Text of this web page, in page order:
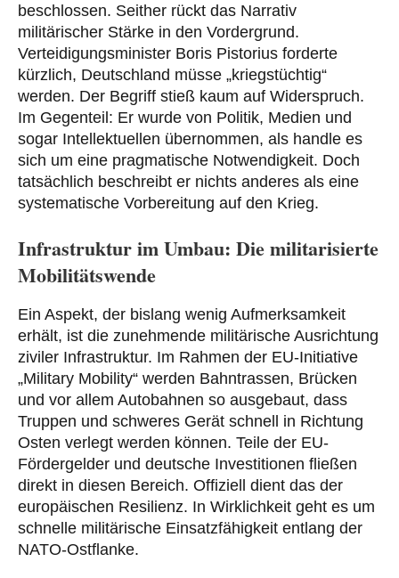
beschlossen. Seither rückt das Narrativ
militärischer Stärke in den Vordergrund.
Verteidigungsminister Boris Pistorius forderte
kürzlich, Deutschland müsse „kriegstüchtig“
werden. Der Begriff stieß kaum auf Widerspruch.
Im Gegenteil: Er wurde von Politik, Medien und
sogar Intellektuellen übernommen, als handle es
sich um eine pragmatische Notwendigkeit. Doch
tatsächlich beschreibt er nichts anderes als eine
systematische Vorbereitung auf den Krieg.
Infrastruktur im Umbau: Die militarisierte
Mobilitätswende
Ein Aspekt, der bislang wenig Aufmerksamkeit
erhält, ist die zunehmende militärische Ausrichtung
ziviler Infrastruktur. Im Rahmen der EU-Initiative
„Military Mobility“ werden Bahntrassen, Brücken
und vor allem Autobahnen so ausgebaut, dass
Truppen und schweres Gerät schnell in Richtung
Osten verlegt werden können. Teile der EU-
Fördergelder und deutsche Investitionen fließen
direkt in diesen Bereich. Offiziell dient das der
europäischen Resilienz. In Wirklichkeit geht es um
schnelle militärische Einsatzfähigkeit entlang der
NATO-Ostflanke.